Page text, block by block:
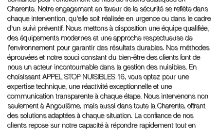
Charente. Notre engagement en faveur de la sécurité se reflète dans
chaque intervention, qu'elle soit réalisée en urgence ou dans le cadre
d'un suivi préventif. Nous mettons à disposition une équipe qualifiée,
des équipements modernes et une approche respectueuse de
l'environnement pour garantir des résultats durables. Nos méthodes
éprouvées et notre souci constant du bien-être des clients font de
nous un acteur incontournable dans la gestion des nuisibles. En
choisissant APPEL STOP NUISIBLES 16, vous optez pour une
expertise technique, une réactivité exceptionnelle et une
communication transparente à chaque étape. Nous intervenons non
seulement à Angoulême, mais aussi dans toute la Charente, offrant
des solutions adaptées à chaque situation. La confiance de nos
clients repose sur notre capacité à répondre rapidement tout en